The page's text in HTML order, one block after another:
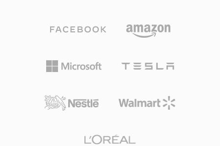
مرمّزات الصوت السائدة. ثلاث مزايا تجعل Opus
مقنعاً بشكل خاص. فهو خالٍ من الرسوم ومفتوح
المرمّزات الخاصة. ويحقق جودة شفافة بنحو نصف